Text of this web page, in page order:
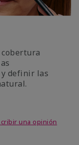
definir las
una opinión